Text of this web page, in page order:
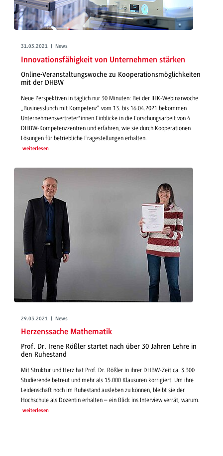
31.03.2021 | News
Innovationsfähigkeit von Unternehmen stärken
Online-Veranstaltungswoche zu Kooperationsmöglichkeiten
mit der DHBW
Neue Perspektiven in täglich nur 30 Minuten: Bei der IHK-Webinarwoche
„Businesslunch mit Kompetenz“ vom 13. bis 16.04.2021 bekommen
Unternehmensvertreter*innen Einblicke in die Forschungsarbeit von 4
DHBW-Kompetenzzentren und erfahren, wie sie durch Kooperationen
Lösungen für betriebliche Fragestellungen erhalten.
weiterlesen
29.03.2021 | News
Herzenssache Mathematik
Prof. Dr. Irene Rößler startet nach über 30 Jahren Lehre in
den Ruhestand
Mit Struktur und Herz hat Prof. Dr. Rößler in ihrer DHBW-Zeit ca. 3.300
Studierende betreut und mehr als 15.000 Klausuren korrigiert. Um ihre
Leidenschaft noch im Ruhestand ausleben zu können, bleibt sie der
Hochschule als Dozentin erhalten – ein Blick ins Interview verrät, warum.
weiterlesen